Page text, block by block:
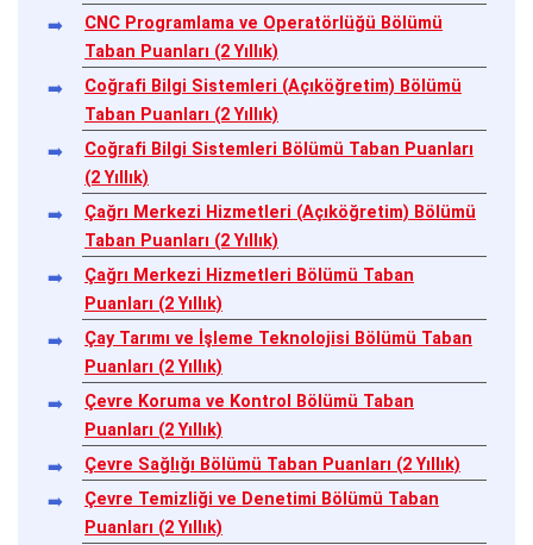
CNC Programlama ve Operatörlüğü Bölümü
Taban Puanları (2 Yıllık)
Coğrafi Bilgi Sistemleri (Açıköğretim) Bölümü
Taban Puanları (2 Yıllık)
Coğrafi Bilgi Sistemleri Bölümü Taban Puanları
(2 Yıllık)
Çağrı Merkezi Hizmetleri (Açıköğretim) Bölümü
Taban Puanları (2 Yıllık)
Çağrı Merkezi Hizmetleri Bölümü Taban
Puanları (2 Yıllık)
Çay Tarımı ve İşleme Teknolojisi Bölümü Taban
Puanları (2 Yıllık)
Çevre Koruma ve Kontrol Bölümü Taban
Puanları (2 Yıllık)
Çevre Sağlığı Bölümü Taban Puanları (2 Yıllık)
Çevre Temizliği ve Denetimi Bölümü Taban
Puanları (2 Yıllık)